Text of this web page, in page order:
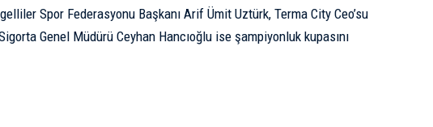
Spor Federasyonu Başkanı Arif Ümit Uztürk, Terma City Ceo’su
Genel Müdürü Ceyhan Hancıoğlu ise şampiyonluk kupasını